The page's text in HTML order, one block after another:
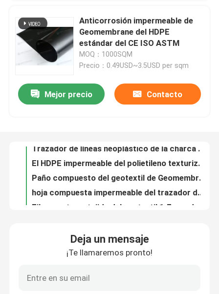
Productos
Sobre nosotros
Control de calidad
Pida una cita
Membrana de Geosynthetic
Anticorrosión impermeable de
Geomembrane del HDPE
estándar del CE ISO ASTM
MOQ：1000SQM
Precio：0.49USD~3.5USD per sqm
Mejor precio Contacto
Trazador de líneas neoplástico de la charca de Geomembrane Geomembrana del HDPE del ODM Terpal
paño no tejido de la tela de Geosynthetic del filtro de 3.4m m Geotech para la construcción de carreteras
El negro de la cuesta escarpada texturizó el polietileno Geomembrane trazador de líneas del HDPE de 1,5 milímetros
Deja un mensaje
¡Te llamaremos pronto!